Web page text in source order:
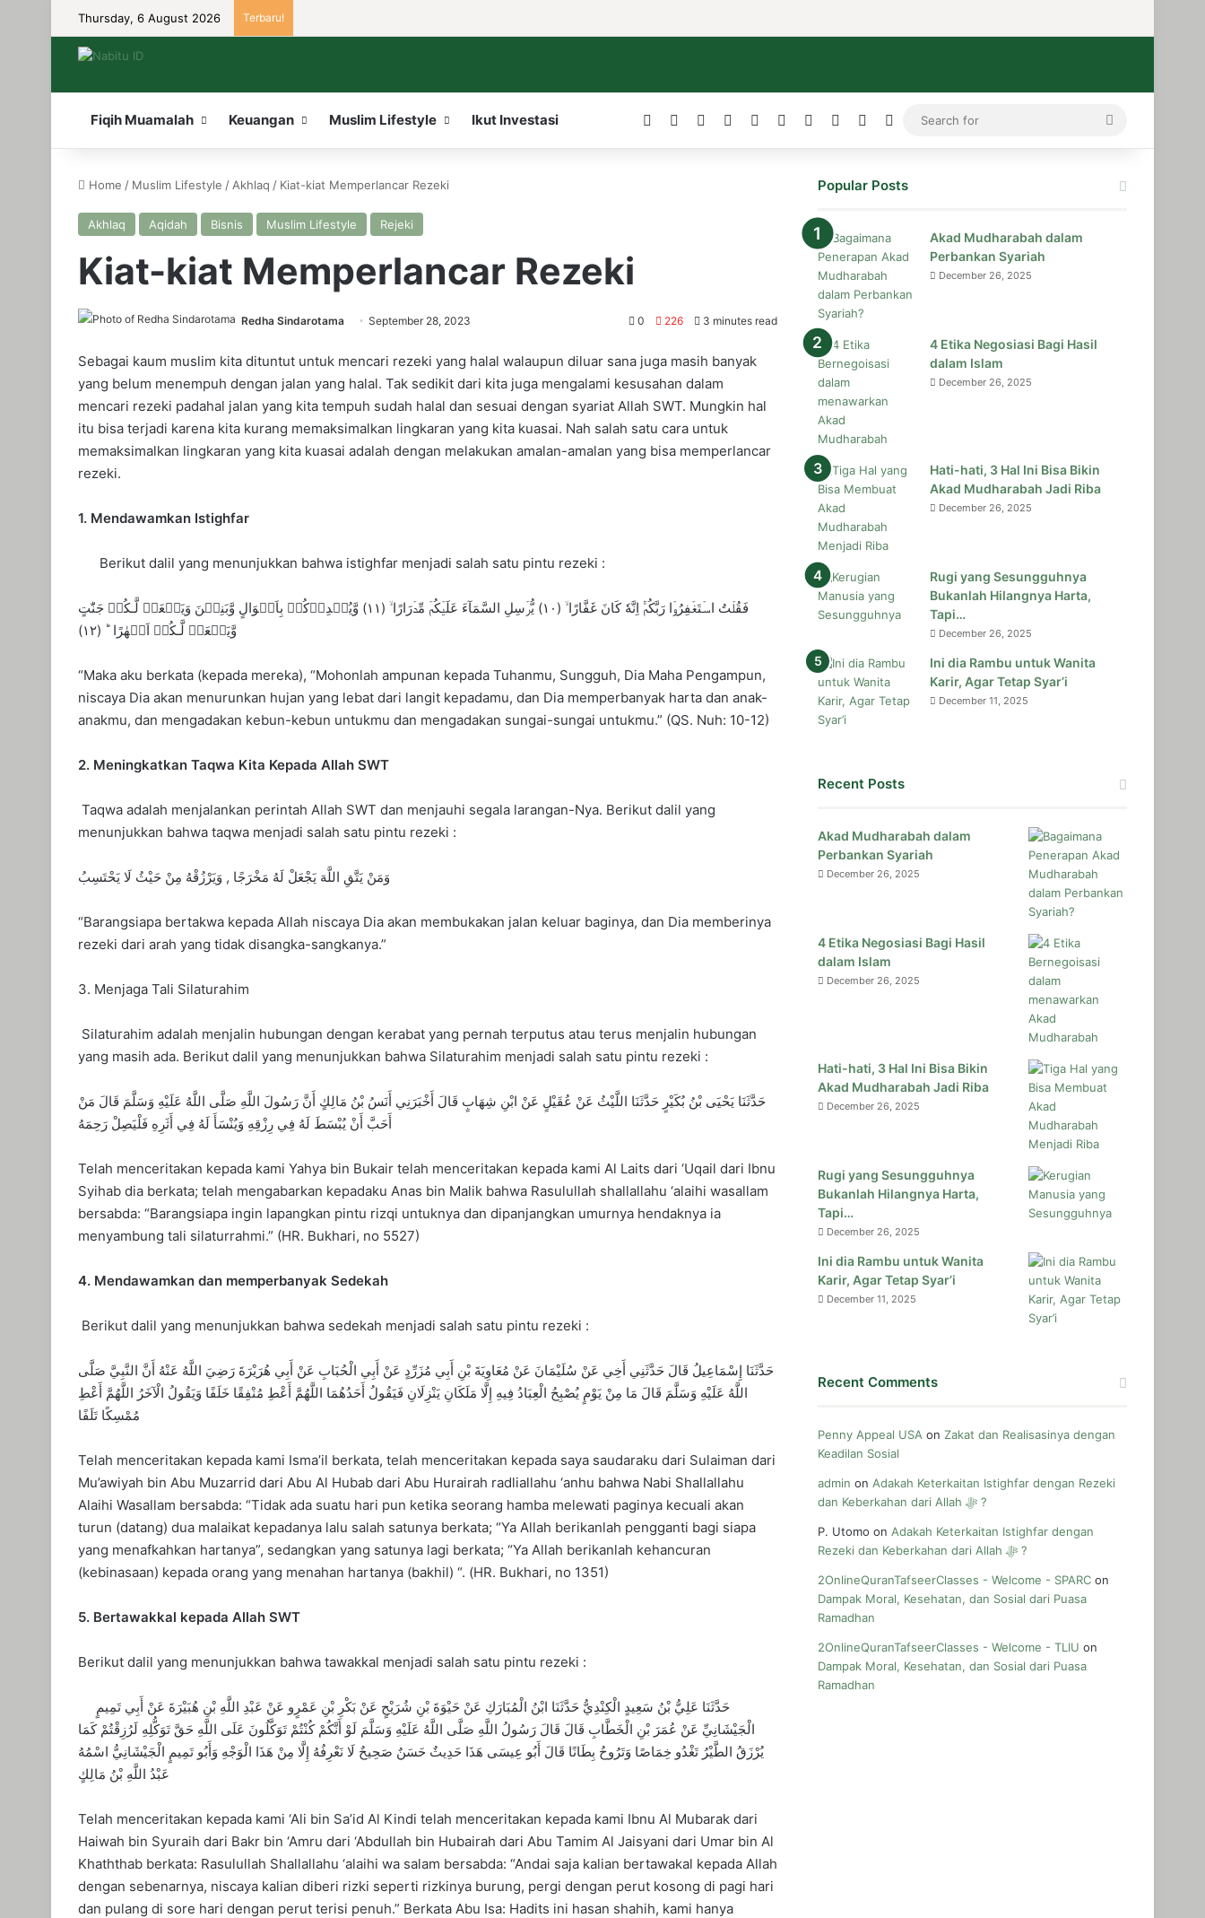
Thursday, 6 August 2026 Terbaru!
Fiqih Muamalah Keuangan Muslim Lifestyle Ikut Investasi Facebook LinkedInYouTubeWordPress
InstagramMediumTelegram
TikTokWhatsApp
Search
for
Home / Muslim Lifestyle / Akhlaq / Kiat-kiat Memperlancar Rezeki
Akhlaq Aqidah Bisnis Muslim Lifestyle Rejeki
Kiat-kiat Memperlancar Rezeki
Redha Sindarotama September 28, 2023 0 226 3 minutes read
Sebagai kaum muslim kita dituntut untuk mencari rezeki yang halal walaupun diluar sana juga masih banyak
yang belum menempuh dengan jalan yang halal. Tak sedikit dari kita juga mengalami kesusahan dalam
mencari rezeki padahal jalan yang kita tempuh sudah halal dan sesuai dengan syariat Allah SWT. Mungkin hal
itu bisa terjadi karena kita kurang memaksimalkan lingkaran yang kita kuasai. Nah salah satu cara untuk
memaksimalkan lingkaran yang kita kuasai adalah dengan melakukan amalan-amalan yang bisa memperlancar
rezeki.
1. Mendawamkan Istighfar
Berikut dalil yang menunjukkan bahwa istighfar menjadi salah satu pintu rezeki :
فَقُلۡتُ اسۡتَغۡفِرُوۡا رَبَّكُمۡؕ اِنَّهٗ كَانَ غَفَّارًا ۙ‏ (١٠) يُّرۡسِلِ السَّمَآءَ عَلَيۡكُمۡ مِّدۡرَارًا ۙ‏ (١١) وَّيُمۡدِدۡكُمۡ بِاَمۡوَالٍ وَّبَنِيۡنَ وَيَجۡعَلۡ لَّـكُمۡ جَنّٰتٍ
وَّيَجۡعَلۡ لَّـكُمۡ اَنۡهٰرًا ؕ‏ (١٢)
“Maka aku berkata (kepada mereka), “Mohonlah ampunan kepada Tuhanmu, Sungguh, Dia Maha Pengampun,
niscaya Dia akan menurunkan hujan yang lebat dari langit kepadamu, dan Dia memperbanyak harta dan anak-
anakmu, dan mengadakan kebun-kebun untukmu dan mengadakan sungai-sungai untukmu.” (QS. Nuh: 10-12)
2. Meningkatkan Taqwa Kita Kepada Allah SWT
Taqwa adalah menjalankan perintah Allah SWT dan menjauhi segala larangan-Nya. Berikut dalil yang
menunjukkan bahwa taqwa menjadi salah satu pintu rezeki :
وَمَنْ يَتَّقِ اللَّهَ يَجْعَلْ لَهُ مَخْرَجًا , وَيَرْزُقْهُ مِنْ حَيْثُ لَا يَحْتَسِبُ
“Barangsiapa bertakwa kepada Allah niscaya Dia akan membukakan jalan keluar baginya, dan Dia memberinya
rezeki dari arah yang tidak disangka-sangkanya.”
3. Menjaga Tali Silaturahim
Silaturahim adalah menjalin hubungan dengan kerabat yang pernah terputus atau terus menjalin hubungan
yang masih ada. Berikut dalil yang menunjukkan bahwa Silaturahim menjadi salah satu pintu rezeki :
حَدَّثَنَا يَحْيَى بْنُ بُكَيْرٍ حَدَّثَنَا اللَّيْثُ عَنْ عُقَيْلٍ عَنْ ابْنِ شِهَابٍ قَالَ أَخْبَرَنِي أَنَسُ بْنُ مَالِكٍ أَنَّ رَسُولَ اللَّهِ صَلَّى اللَّهُ عَلَيْهِ وَسَلَّمَ قَالَ مَنْ
أَحَبَّ أَنْ يُبْسَطَ لَهُ فِي رِزْقِهِ وَيُنْسَأَ لَهُ فِي أَثَرِهِ فَلْيَصِلْ رَحِمَهُ
Telah menceritakan kepada kami Yahya bin Bukair telah menceritakan kepada kami Al Laits dari ‘Uqail dari Ibnu
Syihab dia berkata; telah mengabarkan kepadaku Anas bin Malik bahwa Rasulullah shallallahu ‘alaihi wasallam
bersabda: “Barangsiapa ingin lapangkan pintu rizqi untuknya dan dipanjangkan umurnya hendaknya ia
menyambung tali silaturrahmi.” (HR. Bukhari, no 5527)
4. Mendawamkan dan memperbanyak Sedekah
Berikut dalil yang menunjukkan bahwa sedekah menjadi salah satu pintu rezeki :
حَدَّثَنَا إِسْمَاعِيلُ قَالَ حَدَّثَنِي أَخِي عَنْ سُلَيْمَانَ عَنْ مُعَاوِيَةَ بْنِ أَبِي مُزَرِّدٍ عَنْ أَبِي الْحُبَابِ عَنْ أَبِي هُرَيْرَةَ رَضِيَ اللَّهُ عَنْهُ أَنَّ النَّبِيَّ صَلَّى
اللَّهُ عَلَيْهِ وَسَلَّمَ قَالَ مَا مِنْ يَوْمٍ يُصْبِحُ الْعِبَادُ فِيهِ إِلَّا مَلَكَانِ يَنْزِلَانِ فَيَقُولُ أَحَدُهُمَا اللَّهُمَّ أَعْطِ مُنْفِقًا خَلَفًا وَيَقُولُ الْآخَرُ اللَّهُمَّ أَعْطِ
مُمْسِكًا تَلَفًا
Telah menceritakan kepada kami Isma’il berkata, telah menceritakan kepada saya saudaraku dari Sulaiman dari
Mu’awiyah bin Abu Muzarrid dari Abu Al Hubab dari Abu Hurairah radliallahu ‘anhu bahwa Nabi Shallallahu
Alaihi Wasallam bersabda: “Tidak ada suatu hari pun ketika seorang hamba melewati paginya kecuali akan
turun (datang) dua malaikat kepadanya lalu salah satunya berkata; “Ya Allah berikanlah pengganti bagi siapa
yang menafkahkan hartanya”, sedangkan yang satunya lagi berkata; “Ya Allah berikanlah kehancuran
(kebinasaan) kepada orang yang menahan hartanya (bakhil) “. (HR. Bukhari, no 1351)
5. Bertawakkal kepada Allah SWT
Berikut dalil yang menunjukkan bahwa tawakkal menjadi salah satu pintu rezeki :
الْجَيْشَانِيِّ عَنْ عُمَرَ بْنِ الْخَطَّابِ قَالَ قَالَ رَسُولُ اللَّهِ صَلَّى اللَّهُ عَلَيْهِ وَسَلَّمَ لَوْ أَنَّكُمْ كُنْتُمْ تَوَكَّلُونَ عَلَى اللَّهِ حَقَّ تَوَكُّلِهِ لَرُزِقْتُمْ كَمَا
يُرْزَقُ الطَّيْرُ تَغْدُو خِمَاصًا وَتَرُوحُ بِطَانًا قَالَ أَبُو عِيسَى هَذَا حَدِيثٌ حَسَنٌ صَحِيحٌ لَا نَعْرِفُهُ إِلَّا مِنْ هَذَا الْوَجْهِ وَأَبُو تَمِيمٍ الْجَيْشَانِيُّ اسْمُهُ
عَبْدُ اللَّهِ بْنُ مَالِكٍ
Telah menceritakan kepada kami ‘Ali bin Sa’id Al Kindi telah menceritakan kepada kami Ibnu Al Mubarak dari
Haiwah bin Syuraih dari Bakr bin ‘Amru dari ‘Abdullah bin Hubairah dari Abu Tamim Al Jaisyani dari Umar bin Al
Khaththab berkata: Rasulullah Shallallahu ‘alaihi wa salam bersabda: “Andai saja kalian bertawakal kepada Allah
dengan sebenarnya, niscaya kalian diberi rizki seperti rizkinya burung, pergi dengan perut kosong di pagi hari
dan pulang di sore hari dengan perut terisi penuh.” Berkata Abu Isa: Hadits ini hasan shahih, kami hanya
Popular Posts
Akad Mudharabah dalam
Perbankan Syariah
December 26, 2025
4 Etika Negosiasi Bagi Hasil
dalam Islam
December 26, 2025
Hati-hati, 3 Hal Ini Bisa Bikin
Akad Mudharabah Jadi Riba
December 26, 2025
Rugi yang Sesungguhnya
Bukanlah Hilangnya Harta,
Tapi…
December 26, 2025
Ini dia Rambu untuk Wanita
Karir, Agar Tetap Syar’i
December 11, 2025
Recent Posts
Akad Mudharabah dalam
Perbankan Syariah
December 26, 2025
4 Etika Negosiasi Bagi Hasil
dalam Islam
December 26, 2025
Hati-hati, 3 Hal Ini Bisa Bikin
Akad Mudharabah Jadi Riba
December 26, 2025
Rugi yang Sesungguhnya
Bukanlah Hilangnya Harta,
Tapi…
December 26, 2025
Ini dia Rambu untuk Wanita
Karir, Agar Tetap Syar’i
December 11, 2025
Recent Comments
Penny Appeal USA on Zakat dan Realisasinya dengan
Keadilan Sosial
admin on Adakah Keterkaitan Istighfar dengan Rezeki
dan Keberkahan dari Allah ﷻ ?
P. Utomo on Adakah Keterkaitan Istighfar dengan
Rezeki dan Keberkahan dari Allah ﷻ ?
2OnlineQuranTafseerClasses - Welcome - SPARC on
Dampak Moral, Kesehatan, dan Sosial dari Puasa
Ramadhan
2OnlineQuranTafseerClasses - Welcome - TLIU on
Dampak Moral, Kesehatan, dan Sosial dari Puasa
Ramadhan